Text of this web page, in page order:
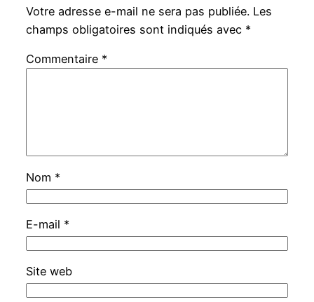
Votre adresse e-mail ne sera pas publiée. Les
champs obligatoires sont indiqués avec *
Commentaire *
Nom *
E-mail *
Site web